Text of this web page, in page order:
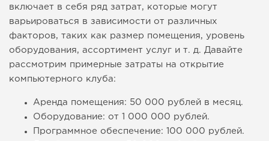
включает в себя ряд затрат, которые могут
варьироваться в зависимости от различных
факторов, таких как размер помещения, уровень
оборудования, ассортимент услуг и т. д. Давайте
рассмотрим примерные затраты на открытие
компьютерного клуба:
Аренда помещения: 50 000 рублей в месяц.
Оборудование: от 1 000 000 рублей.
Программное обеспечение: 100 000 рублей.